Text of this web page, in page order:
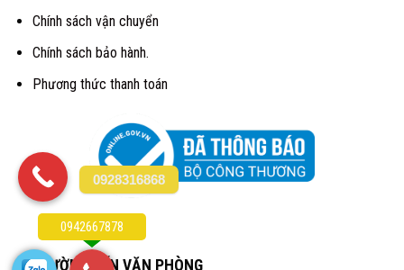
Chính sách vận chuyển
Chính sách bảo hành.
Phương thức thanh toán
CHỈ ĐƯỜNG ĐẾN VĂN PHÒNG
0928316868
0942667878